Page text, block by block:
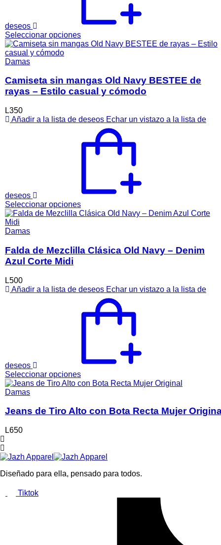
deseos
Seleccionar opcionesEste
producto
Las
opciones
se
elegir
en
página
Damas
Camiseta sin mangas Old Navy BESTEE de
rayas – Estilo casual y cómodo
L350
Añadir a la lista de deseos Echar un vistazo a la lista de
deseos
Seleccionar opcionesEste
producto
Las
opciones
en
página
de
Damas
Falda de Mezclilla Clásica Old Navy – Denim
Azul Corte Midi
L500
Añadir a la lista de deseos Echar un vistazo a la lista de
deseos
Seleccionar opcionesEste
producto
variantes.
elegir
en
la
página
Damas
Jeans de Tiro Alto con Bota Recta Mujer
L650
Diseñado para ella, pensado para todos.
Tiktok